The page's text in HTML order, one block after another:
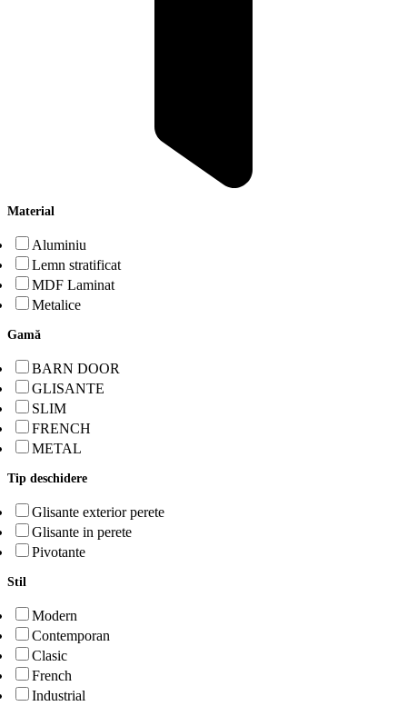
Material
Aluminiu
Lemn stratificat
MDF Laminat
Metalice
Gamă
BARN DOOR
GLISANTE
SLIM
FRENCH
METAL
Tip deschidere
Glisante exterior perete
Glisante in perete
Pivotante
Stil
Modern
Contemporan
Clasic
French
Industrial